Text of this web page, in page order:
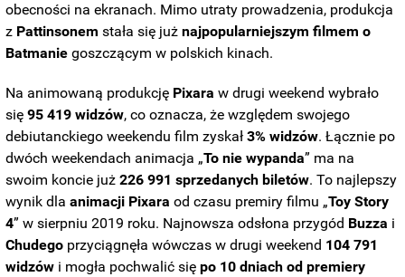
obecności na ekranach. Mimo utraty prowadzenia, produkcja
z Pattinsonem stała się jużnajpopularniejszym filmem o
Batmanie goszczącym w polskich kinach.
Na animowaną produkcję Pixara w drugi weekend wybrało
się95 419 widzów, co oznacza, że względem swojego
debiutanckiego weekendu film zyskał3% widzów. Łącznie po
dwóch weekendach animacja „To nie wypanda” ma na
swoim koncie już 226 991 sprzedanych biletów. To najlepszy
wynik dlaanimacji Pixara od czasu premiry filmu „Toy Story
4” w sierpniu 2019 roku. Najnowsza odsłona przygód Buzza i
Chudego przyciągnęła wówczas w drugi weekend 104 791
widzów i mogła pochwalić siępo 10 dniach od premiery